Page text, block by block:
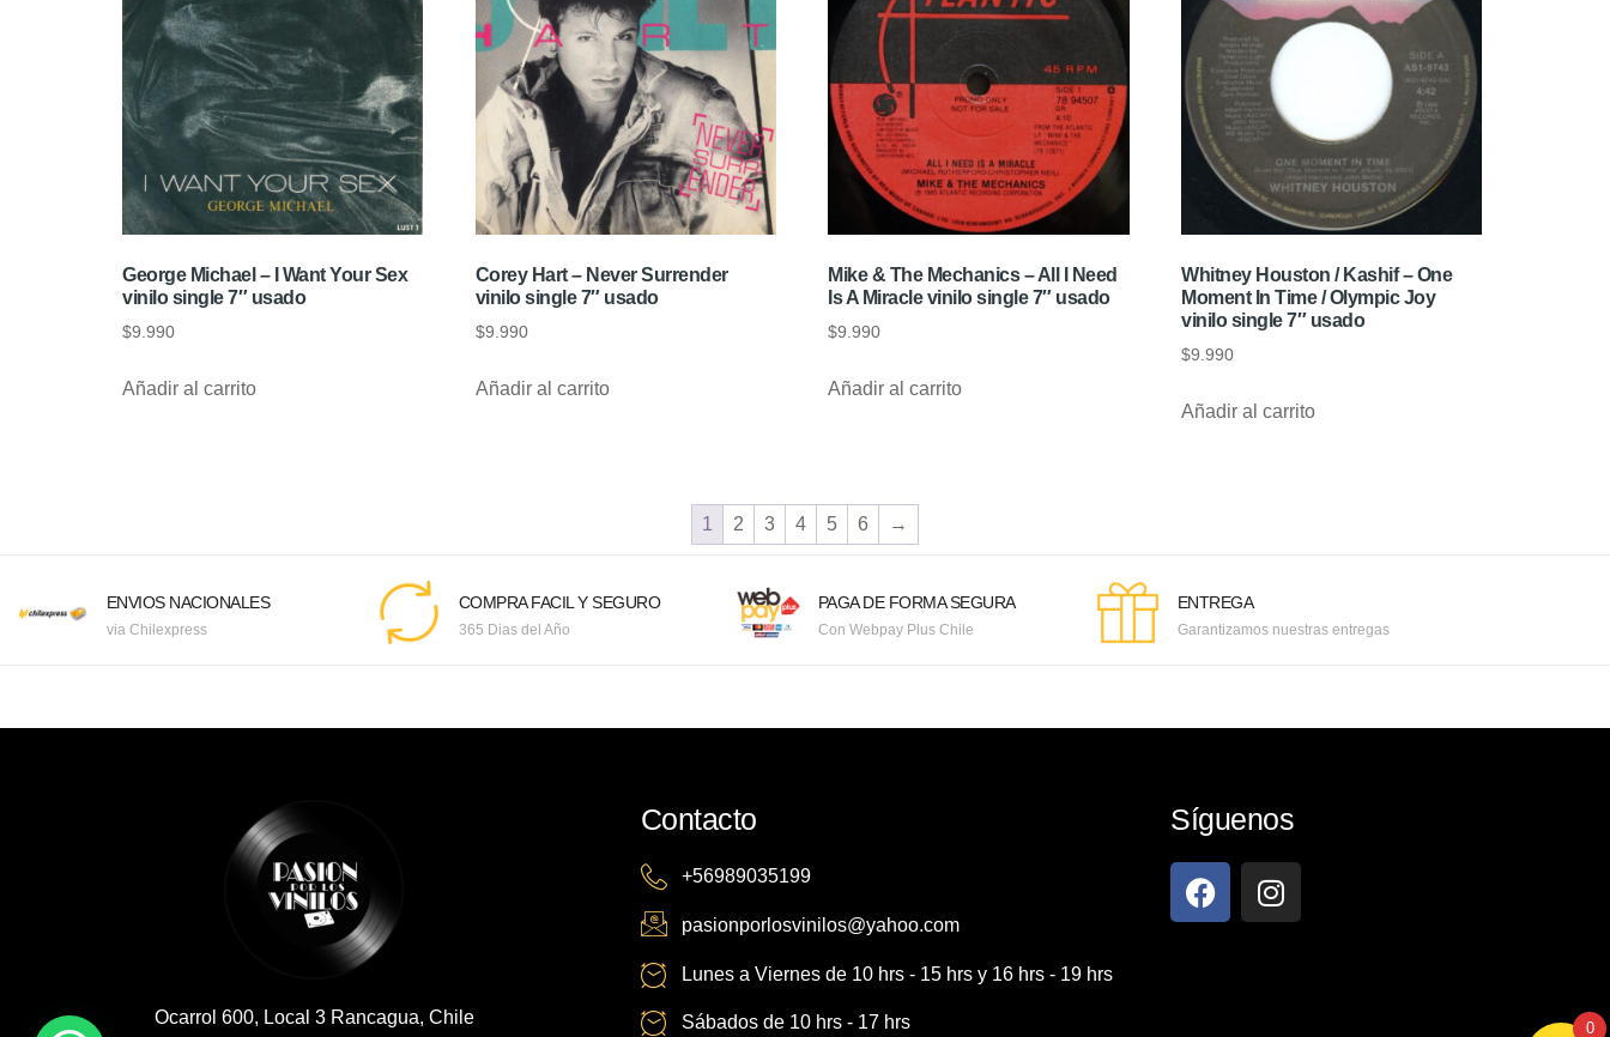
George Michael – I Want Your Sex
vinilo single 7″ usado
$9.990
Añadir al carrito
Corey Hart – Never Surrender
vinilo single 7″ usado
$9.990
Añadir al carrito
Mike & The Mechanics – All I Need
Is A Miracle vinilo single 7″ usado
$9.990
Añadir al carrito
Whitney Houston / Kashif – One
Moment In Time / Olympic Joy
vinilo single 7″ usado
$9.990
Añadir al carrito
1 2 3 4 5 6 →
ENVIOS NACIONALES
via Chilexpress
COMPRA FACIL Y SEGURO
365 Dias del Año
PAGA DE FORMA SEGURA
Con Webpay Plus Chile
ENTREGA
Garantizamos nuestras entregas
Ocarrol 600, Local 3 Rancagua, Chile
Contacto
+56989035199
pasionporlosvinilos@yahoo.com
Lunes a Viernes de 10 hrs - 15 hrs y 16 hrs - 19 hrs
Sábados de 10 hrs - 17 hrs
Síguenos
0